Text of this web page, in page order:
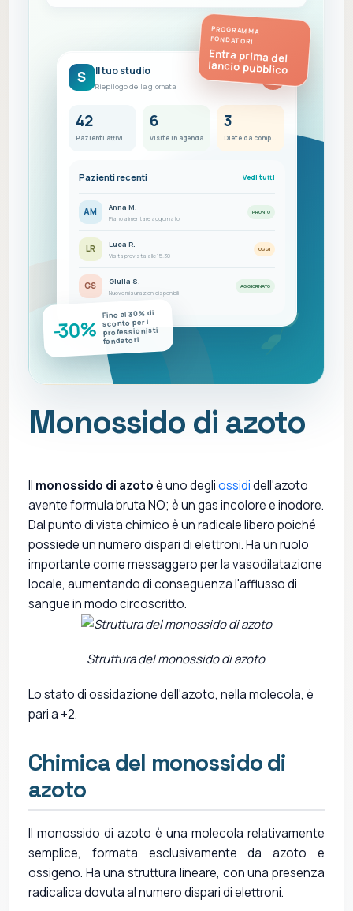
PROGRAMMA
FONDATORI
Entra prima del
lancio pubblico
S Il tuo studio
Riepilogo della giornata
FC
42
Pazienti attivi
6
Visite in agenda
3
Pazienti recenti Vedi tutti
AM Anna M.
Piano alimentare aggiornato
PRONTO
LR Luca R.
Visita prevista alle 15:30
OGGI
GS Giulia S.
Nuove misurazioni disponibili
AGGIORNATO
-30%
Fino al 30% di
sconto per i
professionisti
fondatori
Monossido di azoto
Il monossido di azotoè uno degliossididell'azoto
avente formula bruta NO; è un gas incolore e inodore.
Dal punto di vista chimico è un radicale libero poiché
possiede un numero dispari di elettroni. Ha un ruolo
importante come messaggero per la vasodilatazione
locale, aumentando di conseguenza l'afflusso di
sangue in modo circoscritto.
Struttura del monossido di azoto.
Lo stato di ossidazione dell'azoto, nella molecola, è
pari a +2.
Chimica del monossido di
azoto
Il monossido di azoto è una molecola relativamente
semplice, formata esclusivamente da azoto e
ossigeno. Ha una struttura lineare, con una presenza
radicalica dovuta al numero dispari di elettroni.